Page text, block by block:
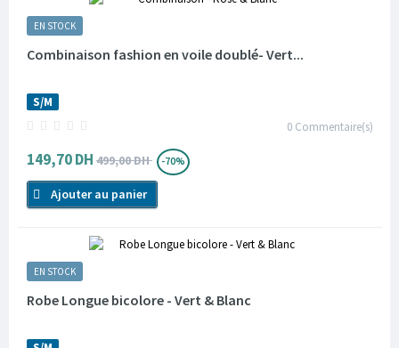
EN STOCK
Combinaison fashion en voile doublé- Vert...
S/M
0 Commentaire(s)
149,70 DH 499,00 DH -70%
Ajouter au panier
EN STOCK
Robe Longue bicolore - Vert & Blanc